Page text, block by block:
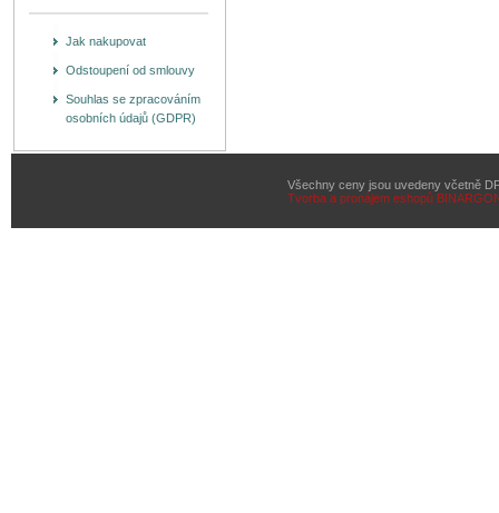
Jak nakupovat
Odstoupení od smlouvy
Souhlas se zpracováním
osobních údajů (GDPR)
Všechny ceny jsou uvedeny včetně
Tvorba a pronájem eshopů